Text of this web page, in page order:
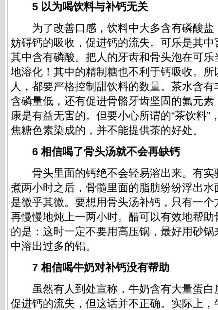
5 以为喝饮料与补钙无关
为了改善口感，饮料中大多含有磷酸盐
妨碍钙的吸收，促进钙的流失。可乐是其
其中含有磷酸。把人的牙齿和骨头泡在可
地溶化！其中的精制糖也不利于钙吸收。
人，都要严格控制甜饮料的数量。茶水含
含磷量低，还有促进骨骼牙齿坚固的氟元
康是有益无害的。但要小心所谓的“茶饮料”
焦糖色素染成的，并不能提供茶的好处。
6 相信喝了骨头汤就不会再缺钙
骨头里面的钙绝不会轻易溶出来。有实
煮两小时之后，骨髓里面的脂肪纷纷浮出
是微乎其微。要想用骨头汤补钙，只有一
再慢慢地炖上一两小时。醋可以有效地帮
的是：这时一定不要用高压锅，最好用砂
中溶出过多的铝。
7 相信喝牛奶对补钙没有帮助
虽然有人到处宣称，牛奶含有大量蛋白
促进钙的流失，但这话并不正确。实际上